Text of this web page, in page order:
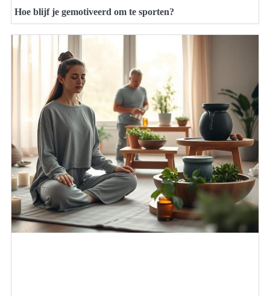
Hoe blijf je gemotiveerd om te sporten?